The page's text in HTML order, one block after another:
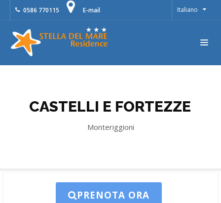
Italiano
0586 770115 E-mail
CASTELLI E FORTEZZE
Monteriggioni
PRENOTA ORA